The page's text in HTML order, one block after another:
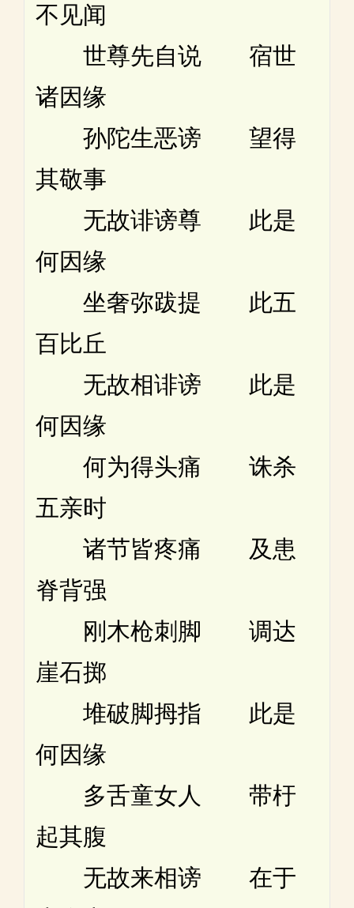
不见闻
世尊先自说 宿世
诸因缘
孙陀生恶谤 望得
其敬事
无故诽谤尊 此是
何因缘
坐奢弥跋提 此五
百比丘
无故相诽谤 此是
何因缘
何为得头痛 诛杀
五亲时
诸节皆疼痛 及患
脊背强
刚木枪刺脚 调达
崖石掷
堆破脚拇指 此是
何因缘
多舌童女人 带杅
起其腹
无故来相谤 在于